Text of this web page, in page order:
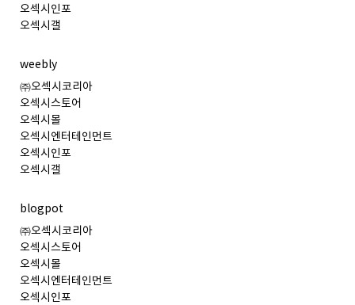
오섹시인포
오섹시갤
weebly
㈜오섹시코리아
오섹시스토어
오섹시몰
오섹시엔터테인먼트
오섹시인포
오섹시갤
blogpot
㈜오섹시코리아
오섹시스토어
오섹시몰
오섹시엔터테인먼트
오섹시인포